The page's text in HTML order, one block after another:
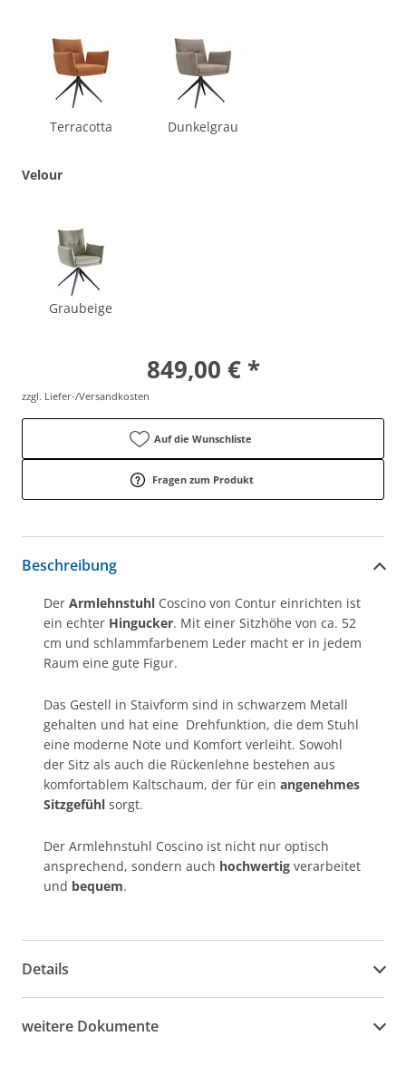
Terracotta Dunkelgrau
Velour
Graubeige
849,00 € *
zzgl. Liefer-/Versandkosten
Auf die Wunschliste
Fragen zum Produkt
Beschreibung
Der Armlehnstuhl Coscino von Contur einrichten ist
ein echter Hingucker. Mit einer Sitzhöhe von ca. 52
cm und schlammfarbenem Leder macht er in jedem
Raum eine gute Figur.
Das Gestell in Staivform sind in schwarzem Metall
gehalten und hat eine Drehfunktion, die dem Stuhl
eine moderne Note und Komfort verleiht. Sowohl
der Sitz als auch die Rückenlehne bestehen aus
komfortablem Kaltschaum, der für ein angenehmes
Sitzgefühl sorgt.
Der Armlehnstuhl Coscino ist nicht nur optisch
ansprechend, sondern auch hochwertig verarbeitet
und bequem.
Details
weitere Dokumente